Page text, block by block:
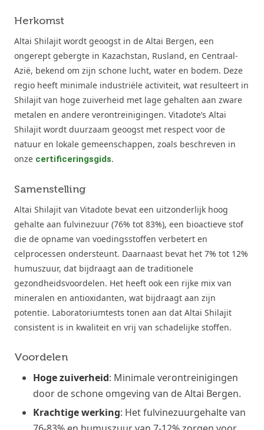
Herkomst
Altai Shilajit wordt geoogst in de Altai Bergen, een
ongerept gebergte in Kazachstan, Rusland, en Centraal-
Azië, bekend om zijn schone lucht, water en bodem. Deze
regio heeft minimale industriële activiteit, wat resulteert in
Shilajit van hoge zuiverheid met lage gehalten aan zware
metalen en andere verontreinigingen. Vitadote’s Altai
Shilajit wordt duurzaam geoogst met respect voor de
natuur en lokale gemeenschappen, zoals beschreven in
onze certificeringsgids.
Samenstelling
Altai Shilajit van Vitadote bevat een uitzonderlijk hoog
gehalte aan fulvinezuur (76% tot 83%), een bioactieve stof
die de opname van voedingsstoffen verbetert en
celprocessen ondersteunt. Daarnaast bevat het 7% tot 12%
humuszuur, dat bijdraagt aan de traditionele
gezondheidsvoordelen. Het heeft ook een rijke mix van
mineralen en antioxidanten, wat bijdraagt aan zijn
potentie. Laboratoriumtests tonen aan dat Altai Shilajit
consistent is in kwaliteit en vrij van schadelijke stoffen.
Voordelen
Hoge zuiverheid: Minimale verontreinigingen
door de schone omgeving van de Altai Bergen.
Krachtige werking: Het fulvinezuurgehalte van